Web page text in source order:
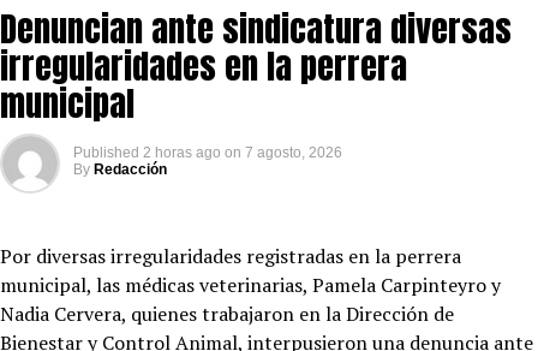
Denuncian ante sindicatura diversas
irregularidades en la perrera
municipal
Published 2 horas ago on 7 agosto, 2026
By Redacción
Por diversas irregularidades registradas en la perrera
municipal, las médicas veterinarias, Pamela Carpinteyro y
Nadia Cervera, quienes trabajaron en la Dirección de
Bienestar y Control Animal, interpusieron una denuncia ante